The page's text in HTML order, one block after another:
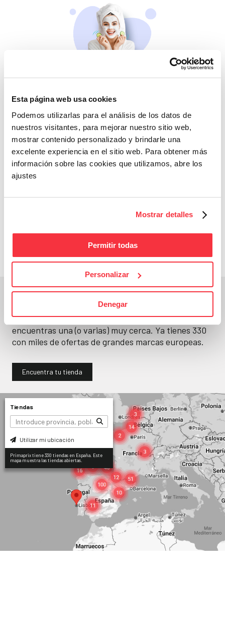
Esta página web usa cookies
Podemos utilizarlas para el análisis de los datos de
nuestros visitantes, para mejorar nuestro sitio web,
mostrar contenido personalizado y brindarle una
excelente experiencia en el sitio web. Para obtener más
información sobre las cookies que utilizamos, abre los
ajustes
Mostrar detalles
Permitir todas
Personalizar
Denegar
Si no te mimas tú…
llévatelos
En un segundo, la encuentras.
No paramos de abrirtiendas. Seguro que
encuentras una (o varias) muy cerca. Ya tienes 330
con miles de ofertas de grandes marcas europeas.
Encuentra tu tienda
Tiendas
Utilizar mi ubicación
Primaprix tiene 330 tiendas en España. Este
mapa muestra las tiendas abiertas.